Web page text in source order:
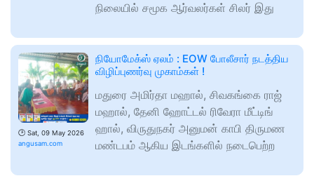
நிலையில் சமூக ஆர்வலர்கள் சிலர் இது
🕑 Sat, 09 May 2026
angusam.com
நியோமேக்ஸ் ஏலம் : EOW போலீசார் நடத்திய
விழிப்புணர்வு முகாம்கள் !
மதுரை அமிர்தா மஹால், சிவகங்கை ராஜ்
மஹால், தேனி ஹோட்டல் ரிவேரா மீட்டிங்
ஹால், விருதுநகர் அனுமன் காபி திருமண
மண்டபம் ஆகிய இடங்களில் நடைபெற்ற